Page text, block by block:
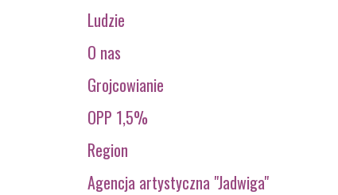
Ludzie
O nas
Grojcowianie
OPP 1,5%
Region
Agencja artystyczna "Jadwiga"